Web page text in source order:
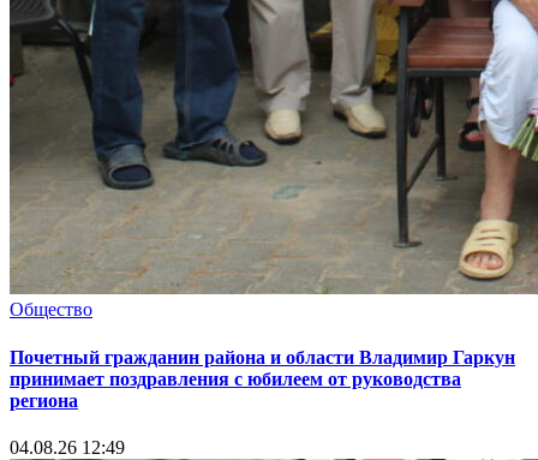
Общество
Почетный гражданин района и области Владимир Гаркун
принимает поздравления с юбилеем от руководства
региона
04.08.26 12:49